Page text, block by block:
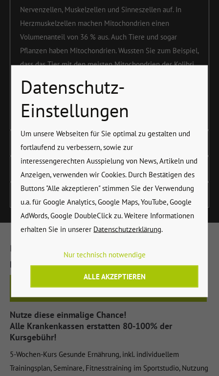
Nervenzellen, Muskelzellen und Sinneszellen auf. In
Herzmuskelzellen machen Mitochondrien einen
Volumenanteil von 36 % aus. Auch Tiere und sogar
Pflanzen haben Mitochondrien. Wussten Sie zum Beispiel,
dass das Tier mit den meisten Mitochondrien der Kolibri
eine Frequenz von 80 bis 200 Flügelschlägen pro
Sekunde.
Rolle im Energiestoffwechsel und Funktionen
Mitochondrientherapie
Neugierig geworden?
Dann melde dich schnell unter:
09 571 / 739 112
Nutze diese einmalige Chance!
Alle Krankenkassen erstatten 80-100% der
Kursgebühr!
5-Wochen-Kurs Gesunde Ernährung, inkl. individuellem
Trainingsplan, Seminare, Fitnesstraining im Sportstudio, Nutzung
Datenschutz-
Einstellungen
Um unsere Webseiten für Sie optimal zu gestalten und
fortlaufend zu verbessern, sowie zur
interessengerechten Ausspielung von News, Artikeln und
Anzeigen, verwenden wir Cookies. Durch Bestätigen des
Buttons "Alle akzeptieren" stimmen Sie der Verwendung
u.a. für Google Analytics, Google Maps, YouTube, Google
AdWords, Google DoubleClick zu. Weitere Informationen
erhalten Sie in unserer Datenschutzerklärung.
Nur technisch notwendige
ALLE AKZEPTIEREN